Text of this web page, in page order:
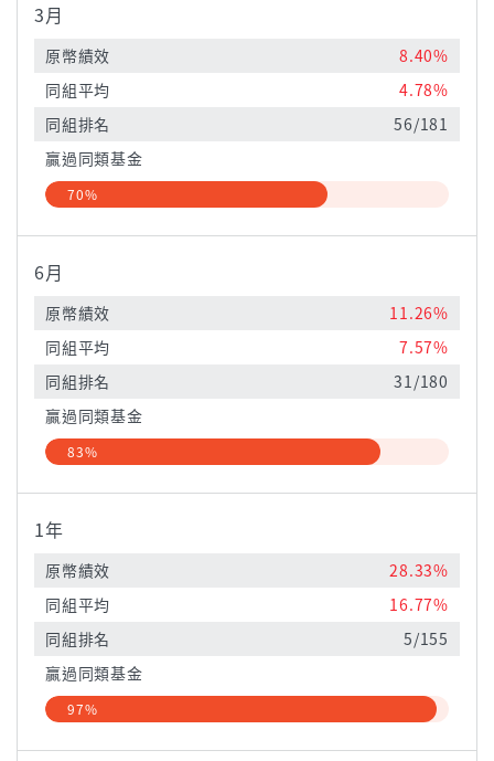
3月
原幣績效
8.40%
同組平均
4.78%
同組排名
56/181
贏過同類基金
70%
6月
原幣績效
11.26%
同組平均
7.57%
同組排名
31/180
贏過同類基金
83%
1年
原幣績效
28.33%
同組平均
16.77%
同組排名
5/155
贏過同類基金
97%